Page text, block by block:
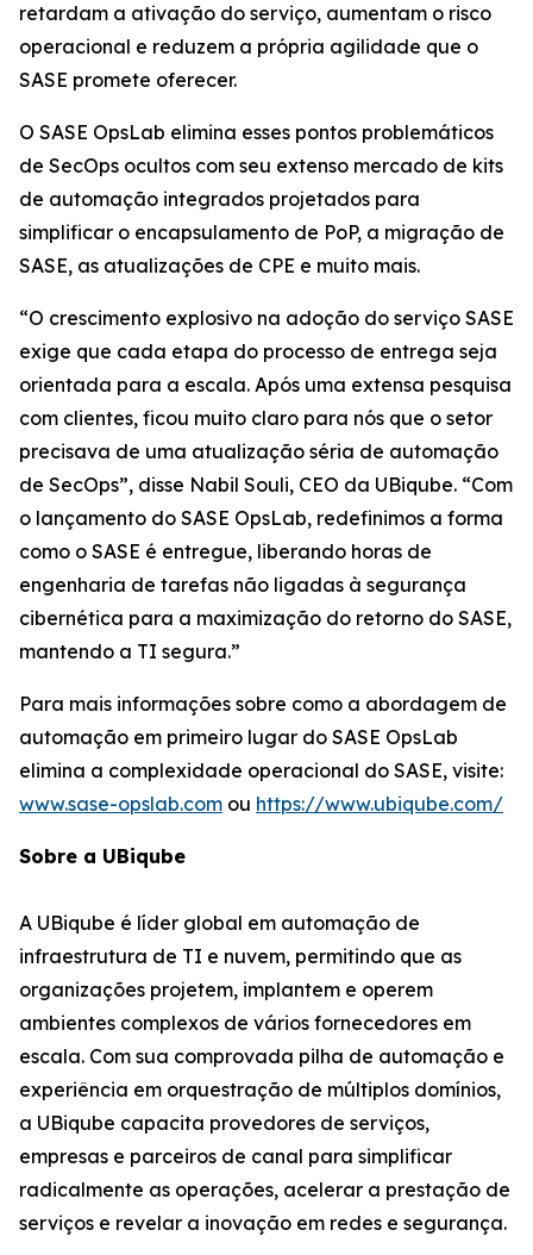
retardam a ativação do serviço, aumentam o risco
operacional e reduzem a própria agilidade que o
SASE promete oferecer.
O SASE OpsLab elimina esses pontos problemáticos
de SecOps ocultos com seu extenso mercado de kits
de automação integrados projetados para
simplificar o encapsulamento de PoP, a migração de
SASE, as atualizações de CPE e muito mais.
“O crescimento explosivo na adoção do serviço SASE
exige que cada etapa do processo de entrega seja
orientada para a escala. Após uma extensa pesquisa
com clientes, ficou muito claro para nós que o setor
precisava de uma atualização séria de automação
de SecOps”, disse Nabil Souli, CEO da UBiqube. “Com
o lançamento do SASE OpsLab, redefinimos a forma
como o SASE é entregue, liberando horas de
engenharia de tarefas não ligadas à segurança
cibernética para a maximização do retorno do SASE,
mantendo a TI segura.”
Para mais informações sobre como a abordagem de
automação em primeiro lugar do SASE OpsLab
elimina a complexidade operacional do SASE, visite:
www.sase-opslab.com ou https://www.ubiqube.com/
Sobre a UBiqube
A UBiqube é líder global em automação de
infraestrutura de TI e nuvem, permitindo que as
organizações projetem, implantem e operem
ambientes complexos de vários fornecedores em
escala. Com sua comprovada pilha de automação e
experiência em orquestração de múltiplos domínios,
a UBiqube capacita provedores de serviços,
empresas e parceiros de canal para simplificar
radicalmente as operações, acelerar a prestação de
serviços e revelar a inovação em redes e segurança.